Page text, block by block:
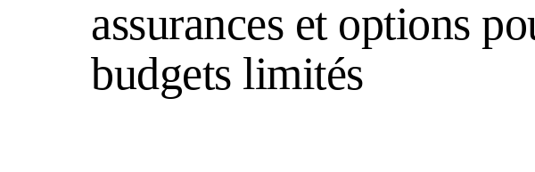
assurances et options
budgets limités